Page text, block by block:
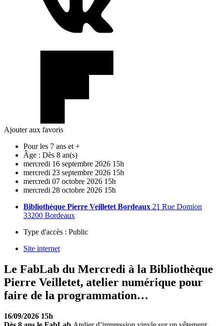
Ajouter aux favoris
Pour les 7 ans et +
Âge : Dès 8 an(s)
mercredi 16 septembre 2026 15h
mercredi 23 septembre 2026 15h
mercredi 07 octobre 2026 15h
mercredi 28 octobre 2026 15h
Bibliothèque Pierre Veilletet Bordeaux 21 Rue Domion
33200 Bordeaux
Type d'accès : Public
Site internet
Le FabLab du Mercredi à la Bibliothèque
Pierre Veilletet, atelier numérique pour
faire de la programmation…
16/09/2026 15h